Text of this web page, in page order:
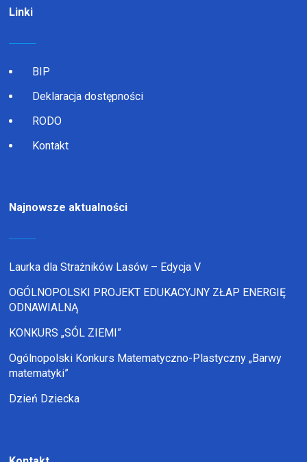
Linki
BIP
Deklaracja dostępności
RODO
Kontakt
Najnowsze aktualności
Laurka dla Strażników Lasów – Edycja V
OGÓLNOPOLSKI PROJEKT EDUKACYJNY ZŁAP ENERGIĘ
ODNAWIALNĄ
KONKURS „SÓL ZIEMI”
Ogólnopolski Konkurs Matematyczno-Plastyczny „Barwy
matematyki”
Dzień Dziecka